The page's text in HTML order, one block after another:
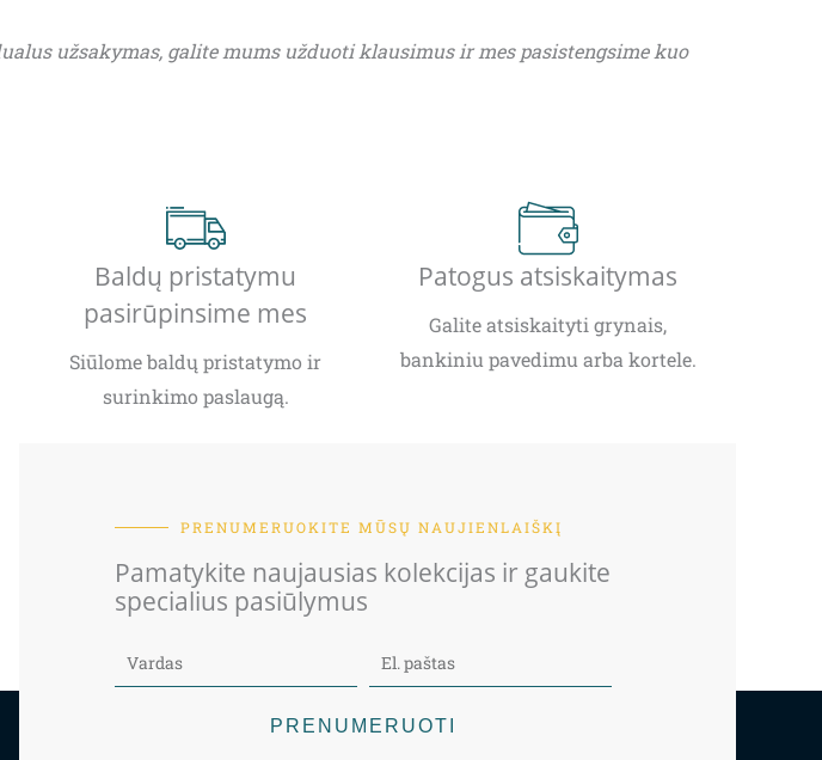
užsakymas, galite mums užduoti klausimus ir mes pasistengsime kuo
Baldų pristatymu
pasirūpinsime mes
Siūlome baldų pristatymo ir
surinkimo paslaugą.
Patogus atsiskaitymas
Galite atsiskaityti grynais,
bankiniu pavedimu arba kortele.
PRENUMERUOKITE MŪSŲ NAUJIENLAIŠKĮ
Pamatykite naujausias kolekcijas ir gaukite
specialius pasiūlymus
PRENUMERUOTI